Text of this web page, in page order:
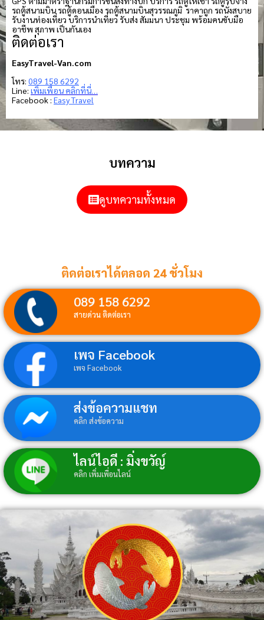
รถตู้สนามบิน รถตู้ดอนเมือง รถตู้สนามบินสุวรรณภูมิ ราคาถูก รถนั่งสบาย
รับงานท่องเที่ยว บริการนำเที่ยว รับส่ง สัมมนา ประชุม พร้อมคนขับมือ
อาชีพ สุภาพ เป็นกันเอง
ติดต่อเรา
EasyTravel-Van.com
โทร: 089 158 6292
Line: เพิ่มเพื่อน คลิกที่นี่…
Facebook : Easy Travel
บทความ
ดูบทความทั้งหมด
ติดต่อเราได้ตลอด 24 ชั่วโมง
089 158 6292
สายด่วน ติดต่อเรา
เพจ Facebook
เพจ Facebook
ส่งข้อความแชท
คลิก ส่งข้อความ
ไลน์ไอดี : มิ่งขวัญ์
คลิก เพิ่มเพื่อนไลน์